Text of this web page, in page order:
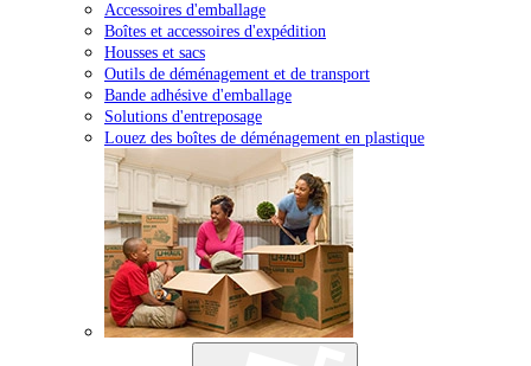
Accessoires d'emballage
Boîtes et accessoires d'expédition
Housses et sacs
Outils de déménagement et de transport
Bande adhésive d'emballage
Solutions d'entreposage
Louez des boîtes de déménagement en plastique